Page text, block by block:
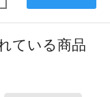
ている商品